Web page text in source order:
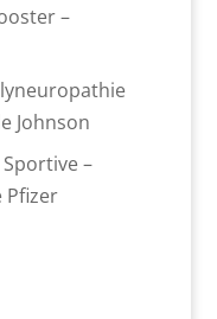
–
Johnson
Sportive –
Pfizer